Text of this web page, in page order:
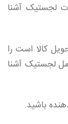
لجستیک آشنا
کالا است را
لجستیک آشنا